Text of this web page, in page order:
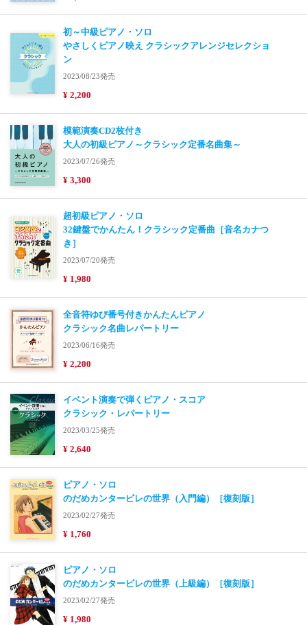
初～中級ピアノ・ソロ
やさしくピアノ映え クラシックアレンジセレクショ
ン
2023/08/23発売
¥ 2,200
模範演奏CD2枚付き
大人の初級ピアノ～クラシック定番名曲集～
2023/07/26発売
¥ 3,300
超初級ピアノ・ソロ
32鍵盤でかんたん！クラシック定番曲［音名カナつ
き］
2023/07/20発売
¥ 1,980
全音符ゆび番号付きかんたんピアノ
クラシック名曲レパートリー
2023/06/16発売
¥ 2,200
イベント演奏で弾くピアノ・スコア
クラシック・レパートリー
2023/03/25発売
¥ 2,640
ピアノ・ソロ
のだめカンタービレの世界（入門編）［復刻版］
2023/02/27発売
¥ 1,760
ピアノ・ソロ
のだめカンタービレの世界（上級編）［復刻版］
2023/02/27発売
¥ 1,980